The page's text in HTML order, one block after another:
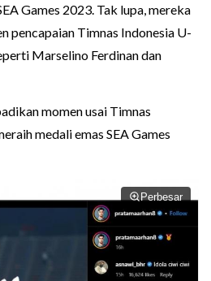
Games 2023. Tak lupa, mereka
pencapaian Timnas Indonesia U-
Marselino Ferdinan dan
momen usai Timnas
medali emas SEA Games
Perbesar